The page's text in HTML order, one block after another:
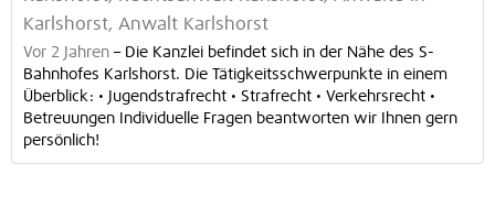
Karlshorst, Anwalt Karlshorst
Vor 2 Jahren – Die Kanzlei befindet sich in der Nähe des S-
Bahnhofes Karlshorst. Die Tätigkeitsschwerpunkte in einem
Überblick: • Jugendstrafrecht • Strafrecht • Verkehrsrecht •
Betreuungen Individuelle Fragen beantworten wir Ihnen gern
persönlich!